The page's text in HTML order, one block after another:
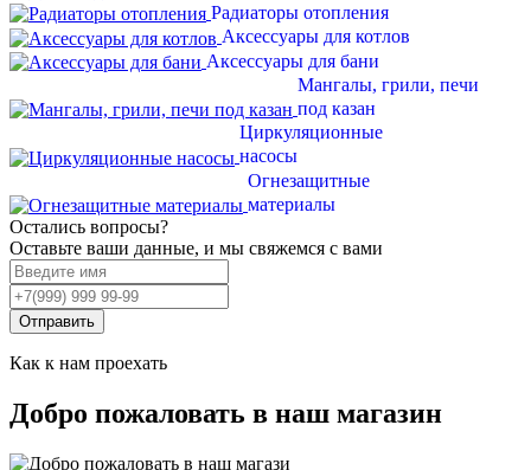
Радиаторы отопления
Аксессуары для котлов
Аксессуары для бани
Мангалы, грили, печи
под казан
Циркуляционные
насосы
Огнезащитные
материалы
Остались вопросы?
Оставьте ваши данные, и мы свяжемся с вами
Отправить
Как к нам проехать
Добро пожаловать в наш магазин